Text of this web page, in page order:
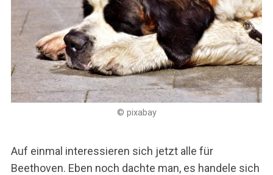
© pixabay
Auf einmal interessieren sich jetzt alle für
Beethoven. Eben noch dachte man, es handele sich